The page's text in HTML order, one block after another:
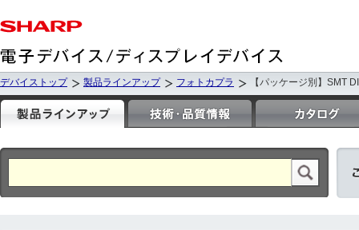
デバイストップ 製品ラインアップ フォトカプラ 【パッケージ別】SMT